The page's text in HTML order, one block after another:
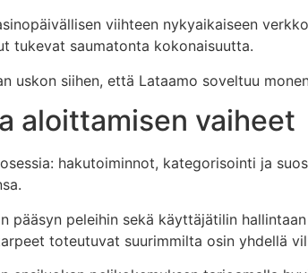
viihteen nykyaikaiseen
tukevat saumatonta kokonaisuutta.
uskon siihen, että Lataamo soveltuu
aloittamisen vaiheet
hakutoiminnot, kategorisointi ja
pääsyn peleihin sekä käyttäjätilin
toteutuvat suurimmilta osin yhdellä